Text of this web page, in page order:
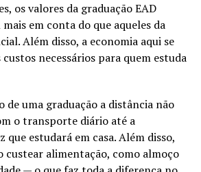
os valores da graduação EAD
em conta do que aqueles da
Além disso, a economia aqui se
necessários para quem estuda
de uma graduação a distância não
o transporte diário até a
que estudará em casa. Além disso,
custear alimentação, como almoço